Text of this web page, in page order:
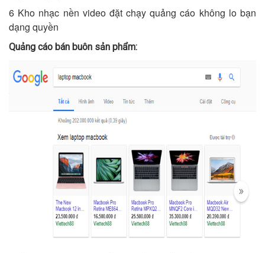
6 Kho nhạc nền video đặt chạy quảng cáo không lo bạn
dạng quyền
Quảng cáo bán buôn sản phẩm: